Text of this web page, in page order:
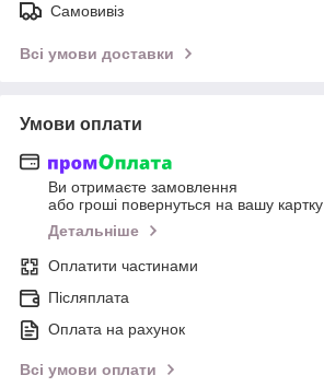
Самовивіз
Всі умови доставки
Умови оплати
Ви отримаєте замовлення
або гроші повернуться на вашу картку
Детальніше
Оплатити частинами
Післяплата
Оплата на рахунок
Всі умови оплати